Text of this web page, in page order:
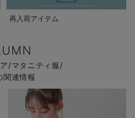
再入荷アイテム
/マタニティ服/
関連情報